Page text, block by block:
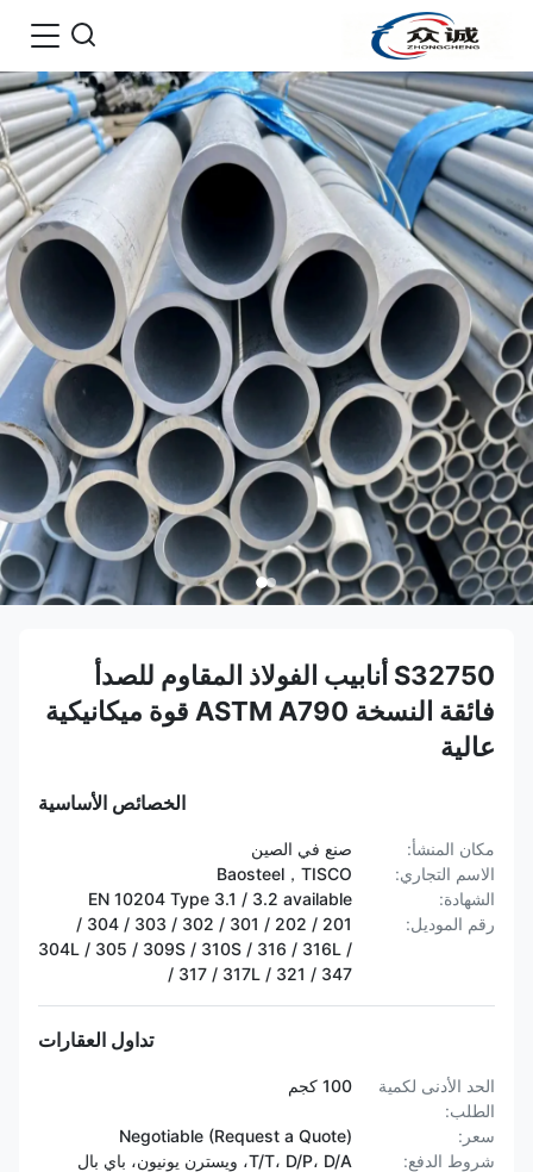
S32750 أنابيب الفولاذ المقاوم للصدأ
فائقة النسخة ASTM A790 قوة ميكانيكية
عالية
الخصائص الأساسية
مكان المنشأ:
صنع في الصين
الاسم التجاري:
Baosteel，TISCO
الشهادة:
EN 10204 Type 3.1 / 3.2 available
رقم الموديل:
201 / 202 / 301 / 302 / 303 / 304 /
304L / 305 / 309S / 310S / 316 / 316L /
317 / 317L / 321 / 347 /
تداول العقارات
الحد الأدنى لكمية
الطلب:
100 كجم
سعر:
Negotiable (Request a Quote)
شروط الدفع:
T/T، D/P، D/A، ويسترن يونيون، باي بال